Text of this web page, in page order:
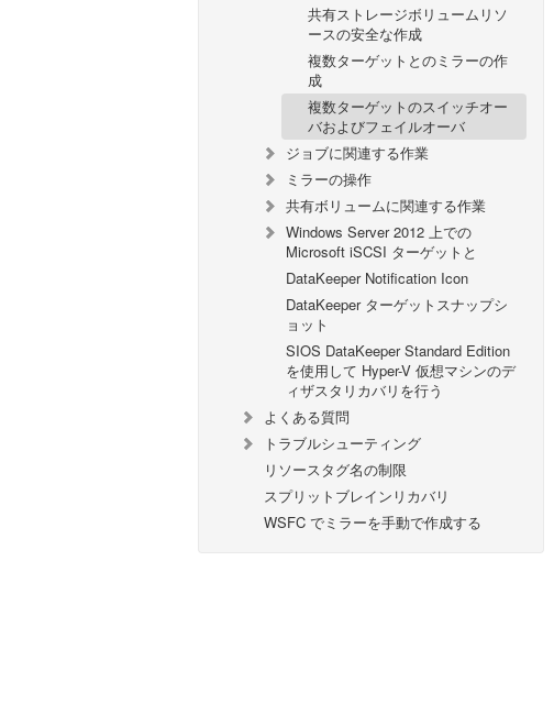
共有ストレージボリュームリソ
ースの安全な作成
複数ターゲットとのミラーの作
成
複数ターゲットのスイッチオー
バおよびフェイルオーバ
ジョブに関連する作業
ミラーの操作
共有ボリュームに関連する作業
Windows Server 2012 上での
Microsoft iSCSI ターゲットと
DataKeeper Notification Icon
DataKeeper ターゲットスナップシ
ョット
SIOS DataKeeper Standard Edition
を使用して Hyper-V 仮想マシンのデ
ィザスタリカバリを行う
よくある質問
トラブルシューティング
リソースタグ名の制限
スプリットブレインリカバリ
WSFC でミラーを手動で作成する